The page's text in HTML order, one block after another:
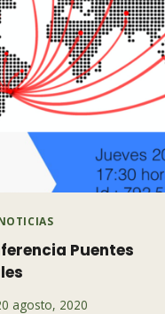
Puentes
agosto, 2020